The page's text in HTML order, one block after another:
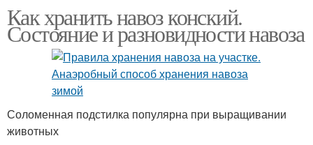
Как хранить навоз конский.
Состояние и разновидности навоза
Соломенная подстилка популярна при выращивании
животных